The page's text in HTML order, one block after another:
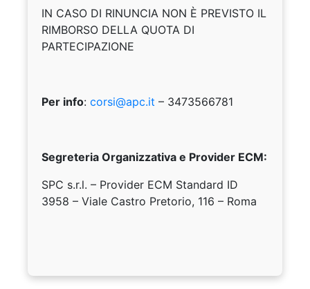
IN CASO DI RINUNCIA NON È PREVISTO IL
RIMBORSO DELLA QUOTA DI
PARTECIPAZIONE
Per info: corsi@apc.it – 3473566781
Segreteria Organizzativa e Provider ECM:
SPC s.r.l. – Provider ECM Standard ID
3958 – Viale Castro Pretorio, 116 – Roma